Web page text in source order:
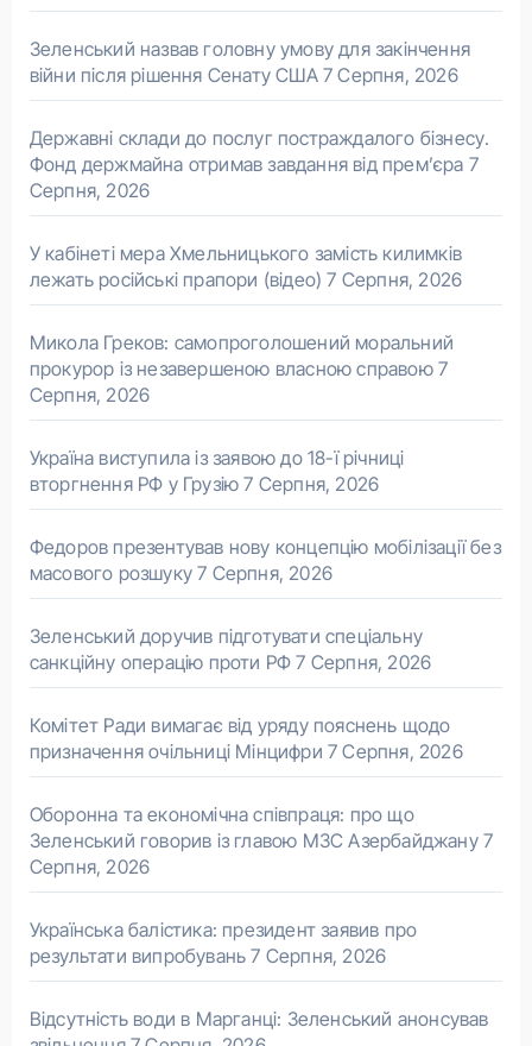
Зеленський назвав головну умову для закінчення
війни після рішення Сенату США 7 Серпня, 2026
Державні склади до послуг постраждалого бізнесу.
Фонд держмайна отримав завдання від прем’єра 7
Серпня, 2026
У кабінеті мера Хмельницького замість килимків
лежать російські прапори (відео) 7 Серпня, 2026
Микола Греков: самопроголошений моральний
прокурор із незавершеною власною справою 7
Серпня, 2026
Україна виступила із заявою до 18-ї річниці
вторгнення РФ у Грузію 7 Серпня, 2026
Федоров презентував нову концепцію мобілізації без
масового розшуку 7 Серпня, 2026
Зеленський доручив підготувати спеціальну
санкційну операцію проти РФ 7 Серпня, 2026
Комітет Ради вимагає від уряду пояснень щодо
призначення очільниці Мінцифри 7 Серпня, 2026
Оборонна та економічна співпраця: про що
Зеленський говорив із главою МЗС Азербайджану 7
Серпня, 2026
Українська балістика: президент заявив про
результати випробувань 7 Серпня, 2026
Відсутність води в Марганці: Зеленський анонсував